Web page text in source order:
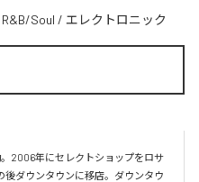
R&B/Soul / エレクトロニック
2006年にセレクトショップをロサ
後ダウンタウンに移店。ダウンタウ